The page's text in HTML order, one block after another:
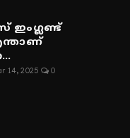
14, 2025 0